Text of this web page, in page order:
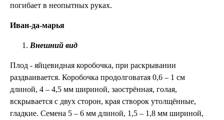
погибает в неопытных руках.
Иван-да-марья
Внешний вид
Плод - яйцевидная коробочка, при раскрывании
раздваивается. Коробочка продолговатая 0,6 – 1 см
длиной, 4 – 4,5 мм шириной, заострённая, голая,
вскрывается с двух сторон, края створок утолщённые,
гладкие. Семена 5 – 6 мм длиной, 1,5 – 1,8 мм шириной,